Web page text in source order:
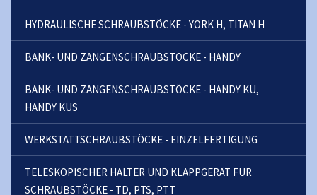
HYDRAULISCHE SCHRAUBSTÖCKE - YORK H, TITAN H
BANK- UND ZANGENSCHRAUBSTÖCKE - HANDY
BANK- UND ZANGENSCHRAUBSTÖCKE - HANDY KU,
HANDY KUS
WERKSTATTSCHRAUBSTÖCKE - EINZELFERTIGUNG
TELESKOPISCHER HALTER UND KLAPPGERÄT FÜR
SCHRAUBSTÖCKE - TD, PTS, PTT